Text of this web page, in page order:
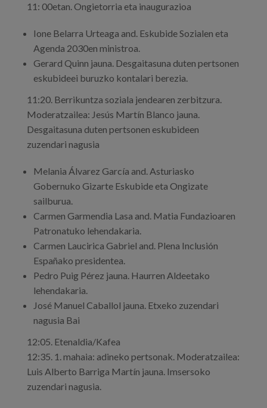
11: 00etan. Ongietorria eta inaugurazioa
Ione Belarra Urteaga and. Eskubide Sozialen eta
Agenda 2030en ministroa.
Gerard Quinn jauna. Desgaitasuna duten pertsonen
eskubideei buruzko kontalari berezia.
11:20. Berrikuntza soziala jendearen zerbitzura.
Moderatzailea: Jesús Martín Blanco jauna.
Desgaitasuna duten pertsonen eskubideen
zuzendari nagusia
Melania Álvarez García and. Asturiasko
Gobernuko Gizarte Eskubide eta Ongizate
sailburua.
Carmen Garmendia Lasa and. Matia Fundazioaren
Patronatuko lehendakaria.
Carmen Laucirica Gabriel and. Plena Inclusión
Españako presidentea.
Pedro Puig Pérez jauna. Haurren Aldeetako
lehendakaria.
José Manuel Caballol jauna. Etxeko zuzendari
nagusia Bai
12:05. Etenaldia/Kafea
12:35. 1. mahaia: adineko pertsonak. Moderatzailea:
Luis Alberto Barriga Martín jauna. Imsersoko
zuzendari nagusia.